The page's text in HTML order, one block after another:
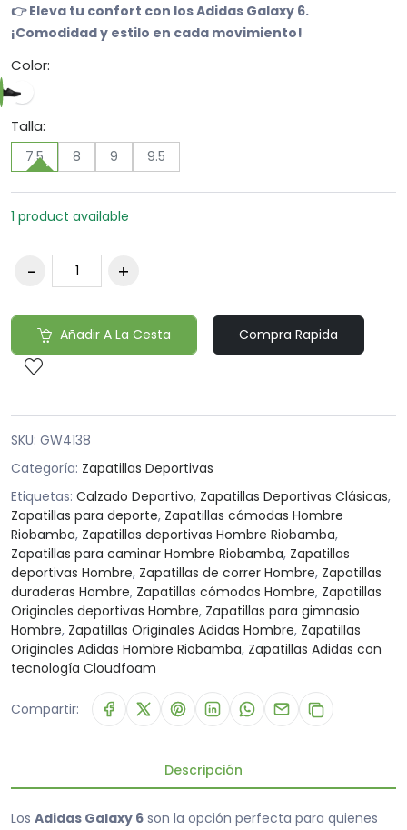
👉 Eleva tu confort con los Adidas Galaxy 6.
¡Comodidad y estilo en cada movimiento!
Color:
Talla:
7.5 8 9 9.5
1 product available
Añadir A La Cesta Compra Rapida
SKU: GW4138
Categoría: Zapatillas Deportivas
Etiquetas: Calzado Deportivo, Zapatillas Deportivas Clásicas,
Zapatillas para deporte, Zapatillas cómodas Hombre
Riobamba, Zapatillas deportivas Hombre Riobamba,
Zapatillas para caminar Hombre Riobamba, Zapatillas
deportivas Hombre, Zapatillas de correr Hombre, Zapatillas
duraderas Hombre, Zapatillas cómodas Hombre, Zapatillas
Originales deportivas Hombre, Zapatillas para gimnasio
Hombre, Zapatillas Originales Adidas Hombre, Zapatillas
Originales Adidas Hombre Riobamba, Zapatillas Adidas con
tecnología Cloudfoam
Compartir:
Descripción
Los Adidas Galaxy 6 son la opción perfecta para quienes